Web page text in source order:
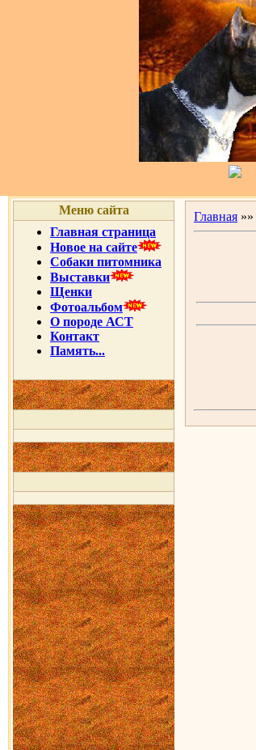
Меню сайта
Главная страница
Новое на сайте
Собаки питомника
Выставки
Щенки
Фотоальбом
О породе АСТ
Контакт
Память...
Главная »»